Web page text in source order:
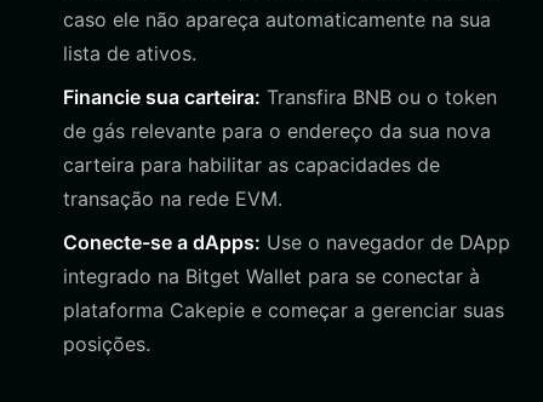
caso ele não apareça automaticamente na sua
lista de ativos.
Financie sua carteira: Transfira BNB ou o token
de gás relevante para o endereço da sua nova
carteira para habilitar as capacidades de
transação na rede EVM.
Conecte-se a dApps: Use o navegador de DApp
integrado na Bitget Wallet para se conectar à
plataforma Cakepie e começar a gerenciar suas
posições.